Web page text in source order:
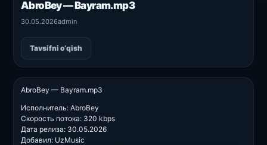
AbroBey — Bayram.mp3
30.05.2026admin
Tavsifni o‘qish
AbroBey — Bayram.mp3
Исполнитель: AbroBey
Скорость потока: 320 kbps
Дата релиза: 30.05.2026
Добавил: UzMusic